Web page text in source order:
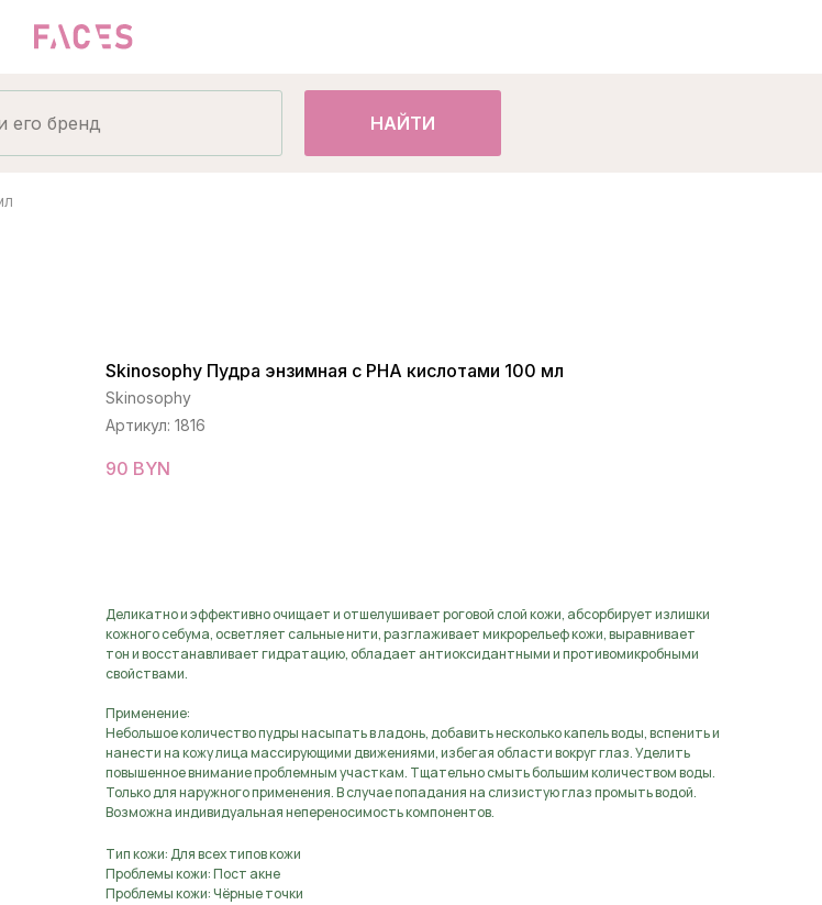
НАЙТИ
Skinosophy Пудра энзимная с РНА кислотами 100 мл
Skinosophy
Артикул: 1816
90 BYN
Деликатно и эффективно очищает и отшелушивает роговой слой кожи, абсорбирует излишки
кожного себума, осветляет сальные нити, разглаживает микрорельеф кожи, выравнивает
тон и восстанавливает гидратацию, обладает антиоксидантными и противомикробными
свойствами.
Применение:
Небольшое количество пудры насыпать в ладонь, добавить несколько капель воды, вспенить и
нанести на кожу лица массирующими движениями, избегая области вокруг глаз. Уделить
повышенное внимание проблемным участкам. Тщательно смыть большим количеством воды.
Только для наружного применения. В случае попадания на слизистую глаз промыть водой.
Возможна индивидуальная непереносимость компонентов.
Тип кожи: Для всех типов кожи
Проблемы кожи: Пост акне
Проблемы кожи: Чёрные точки